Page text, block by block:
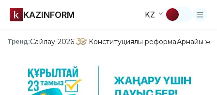
KAZINFORM KZ
Тренд:Сайлау-2026 Конституциялық реформаАрнайы